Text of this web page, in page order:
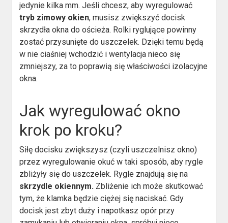
jedynie kilka mm. Jeśli chcesz, aby wyregulować
tryb zimowy okien, musisz zwiększyć docisk
skrzydła okna do ościeża. Rolki ryglujące powinny
zostać przysunięte do uszczelek. Dzięki temu będą
w nie ciaśniej wchodzić i wentylacja nieco się
zmniejszy, za to poprawią się właściwości izolacyjne
okna.
Jak wyregulować okno
krok po kroku?
Siłę docisku zwiększysz (czyli uszczelnisz okno)
przez wyregulowanie okuć w taki sposób, aby rygle
zbliżyły się do uszczelek. Rygle znajdują się na
skrzydle okiennym. Zbliżenie ich może skutkować
tym, że klamka będzie ciężej się naciskać. Gdy
docisk jest zbyt duży i napotkasz opór przy